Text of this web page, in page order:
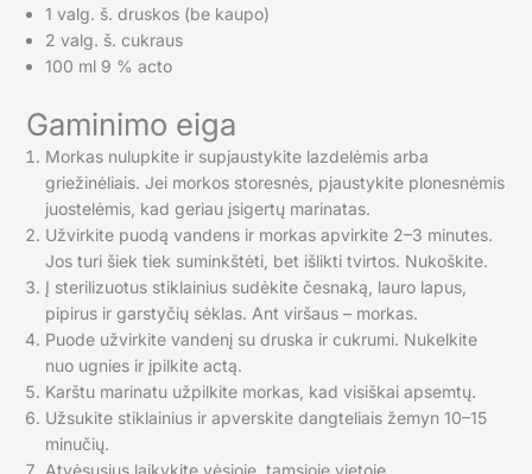
1 valg. š. druskos (be kaupo)
2 valg. š. cukraus
100 ml 9 % acto
Gaminimo eiga
Morkas nulupkite ir supjaustykite lazdelėmis arba
griežinėliais. Jei morkos storesnės, pjaustykite plonesnėmis
juostelėmis, kad geriau įsigertų marinatas.
Užvirkite puodą vandens ir morkas apvirkite 2–3 minutes.
Jos turi šiek tiek suminkštėti, bet išlikti tvirtos. Nukoškite.
Į sterilizuotus stiklainius sudėkite česnaką, lauro lapus,
pipirus ir garstyčių sėklas. Ant viršaus – morkas.
Puode užvirkite vandenį su druska ir cukrumi. Nukelkite
nuo ugnies ir įpilkite actą.
Karštu marinatu užpilkite morkas, kad visiškai apsemtų.
Užsukite stiklainius ir apverskite dangteliais žemyn 10–15
minučių.
Atvėsusius laikykite vėsioje, tamsioje vietoje.